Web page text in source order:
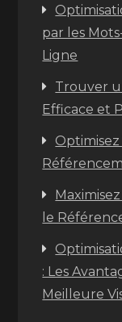
par les
Ligne
Trouver
Efficace et
le
: Les
Meilleure